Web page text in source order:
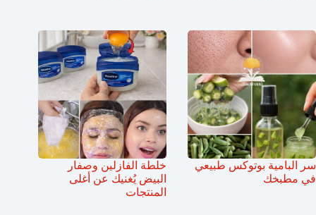
سر البامية بوتوكس طبيعي
في مطبخك
خلطة الفازلين وصفار
البيض يُغنيك عن أغلى
المنتجات